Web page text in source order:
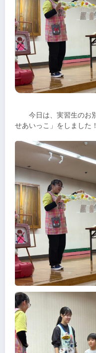
今日は、実習生のお別
せあいっこ」をしました！